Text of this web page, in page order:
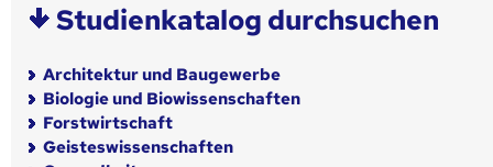
Studienkatalog durchsuchen
Architektur und Baugewerbe
Biologie und Biowissenschaften
Forstwirtschaft
Geisteswissenschaften